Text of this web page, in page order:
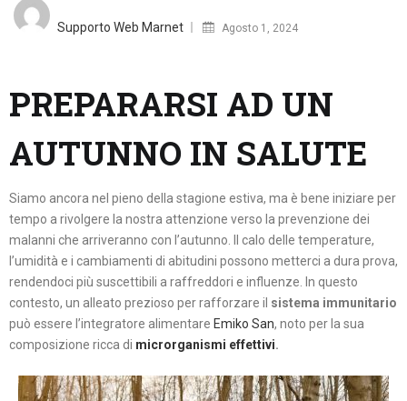
Supporto Web Marnet Agosto 1, 2024
PREPARARSI AD UN
AUTUNNO IN SALUTE
Siamo ancora nel pieno della stagione estiva, ma è bene iniziare per
tempo a rivolgere la nostra attenzione verso la prevenzione dei
malanni che arriveranno con l’autunno. Il calo delle temperature,
l’umidità e i cambiamenti di abitudini possono metterci a dura prova,
rendendoci più suscettibili a raffreddori e influenze. In questo
contesto, un alleato prezioso per rafforzare il sistema immunitario
può essere l’integratore alimentare Emiko San, noto per la sua
composizione ricca di microrganismi effettivi.